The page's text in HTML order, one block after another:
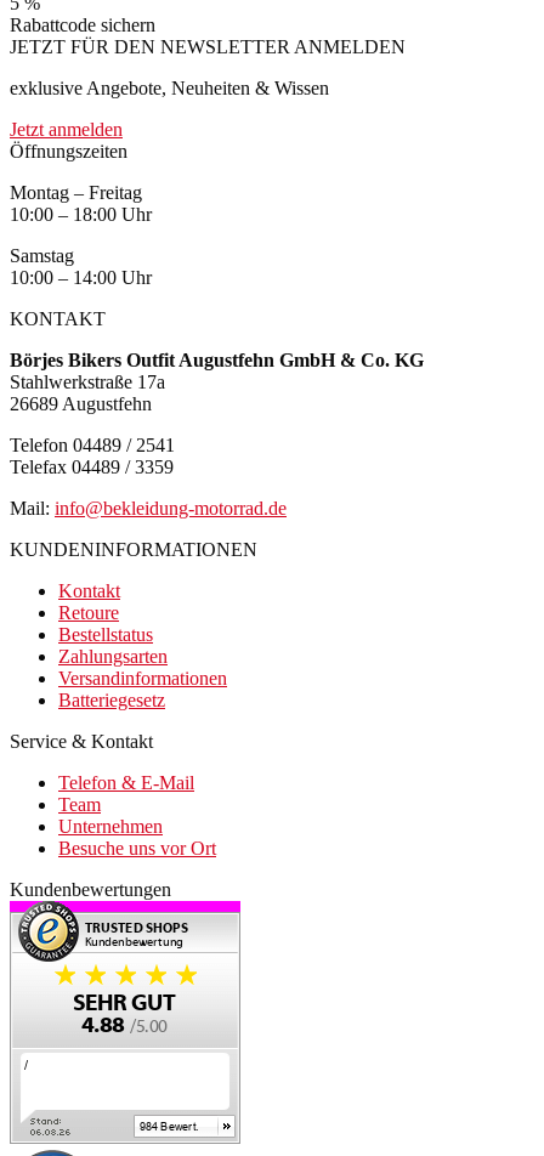
Rabattcode sichern
JETZT FÜR DEN NEWSLETTER ANMELDEN
exklusive Angebote, Neuheiten & Wissen
Jetzt anmelden
Öffnungszeiten
Montag – Freitag
10:00 – 18:00 Uhr
Samstag
10:00 – 14:00 Uhr
KONTAKT
Börjes Bikers Outfit Augustfehn GmbH & Co. KG
Stahlwerkstraße 17a
26689 Augustfehn
Telefon 04489 / 2541
Telefax 04489 / 3359
Mail: info@bekleidung-motorrad.de
KUNDENINFORMATIONEN
Kontakt
Retoure
Bestellstatus
Zahlungsarten
Versandinformationen
Batteriegesetz
Service & Kontakt
Telefon & E-Mail
Team
Unternehmen
Besuche uns vor Ort
Kundenbewertungen